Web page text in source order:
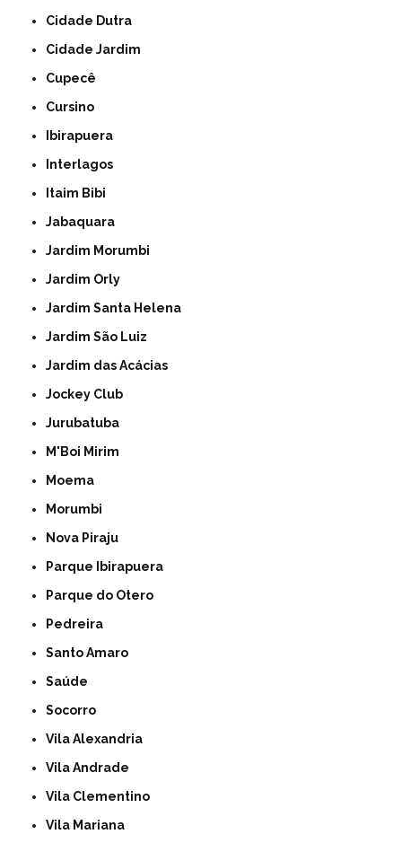
Cidade Dutra
Cidade Jardim
Cupecê
Cursino
Ibirapuera
Interlagos
Itaim Bibi
Jabaquara
Jardim Morumbi
Jardim Orly
Jardim Santa Helena
Jardim São Luiz
Jardim das Acácias
Jockey Club
Jurubatuba
M'Boi Mirim
Moema
Morumbi
Nova Piraju
Parque Ibirapuera
Parque do Otero
Pedreira
Santo Amaro
Saúde
Socorro
Vila Alexandria
Vila Andrade
Vila Clementino
Vila Mariana